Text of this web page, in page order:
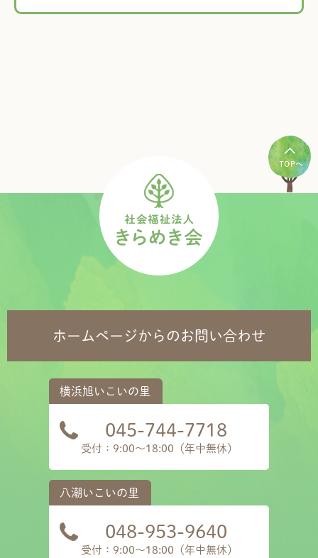
ホームページからのお問い合わせ
045-744-7718
受付：9:00～18:00（年中無休）
048-953-9640
受付：9:00～18:00（年中無休）